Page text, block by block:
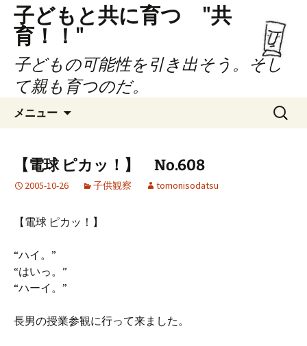
子どもと共に育つ "共
育！！"
子どもの可能性を引き出そう。そし
て親も育つのだ。
メニュー
ン
ツ
キ
検
索:
【電球 ピカッ！】 No.608
2005-10-26 子供観察 tomonisodatsu
【電球 ピカッ！】
“ハイ。”
“はいっ。”
“ハーイ。”
長男の授業参観に行って来ました。